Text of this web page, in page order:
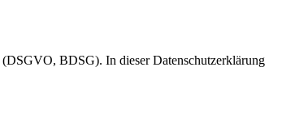
(DSGVO, BDSG). In dieser Datenschutzerklärung